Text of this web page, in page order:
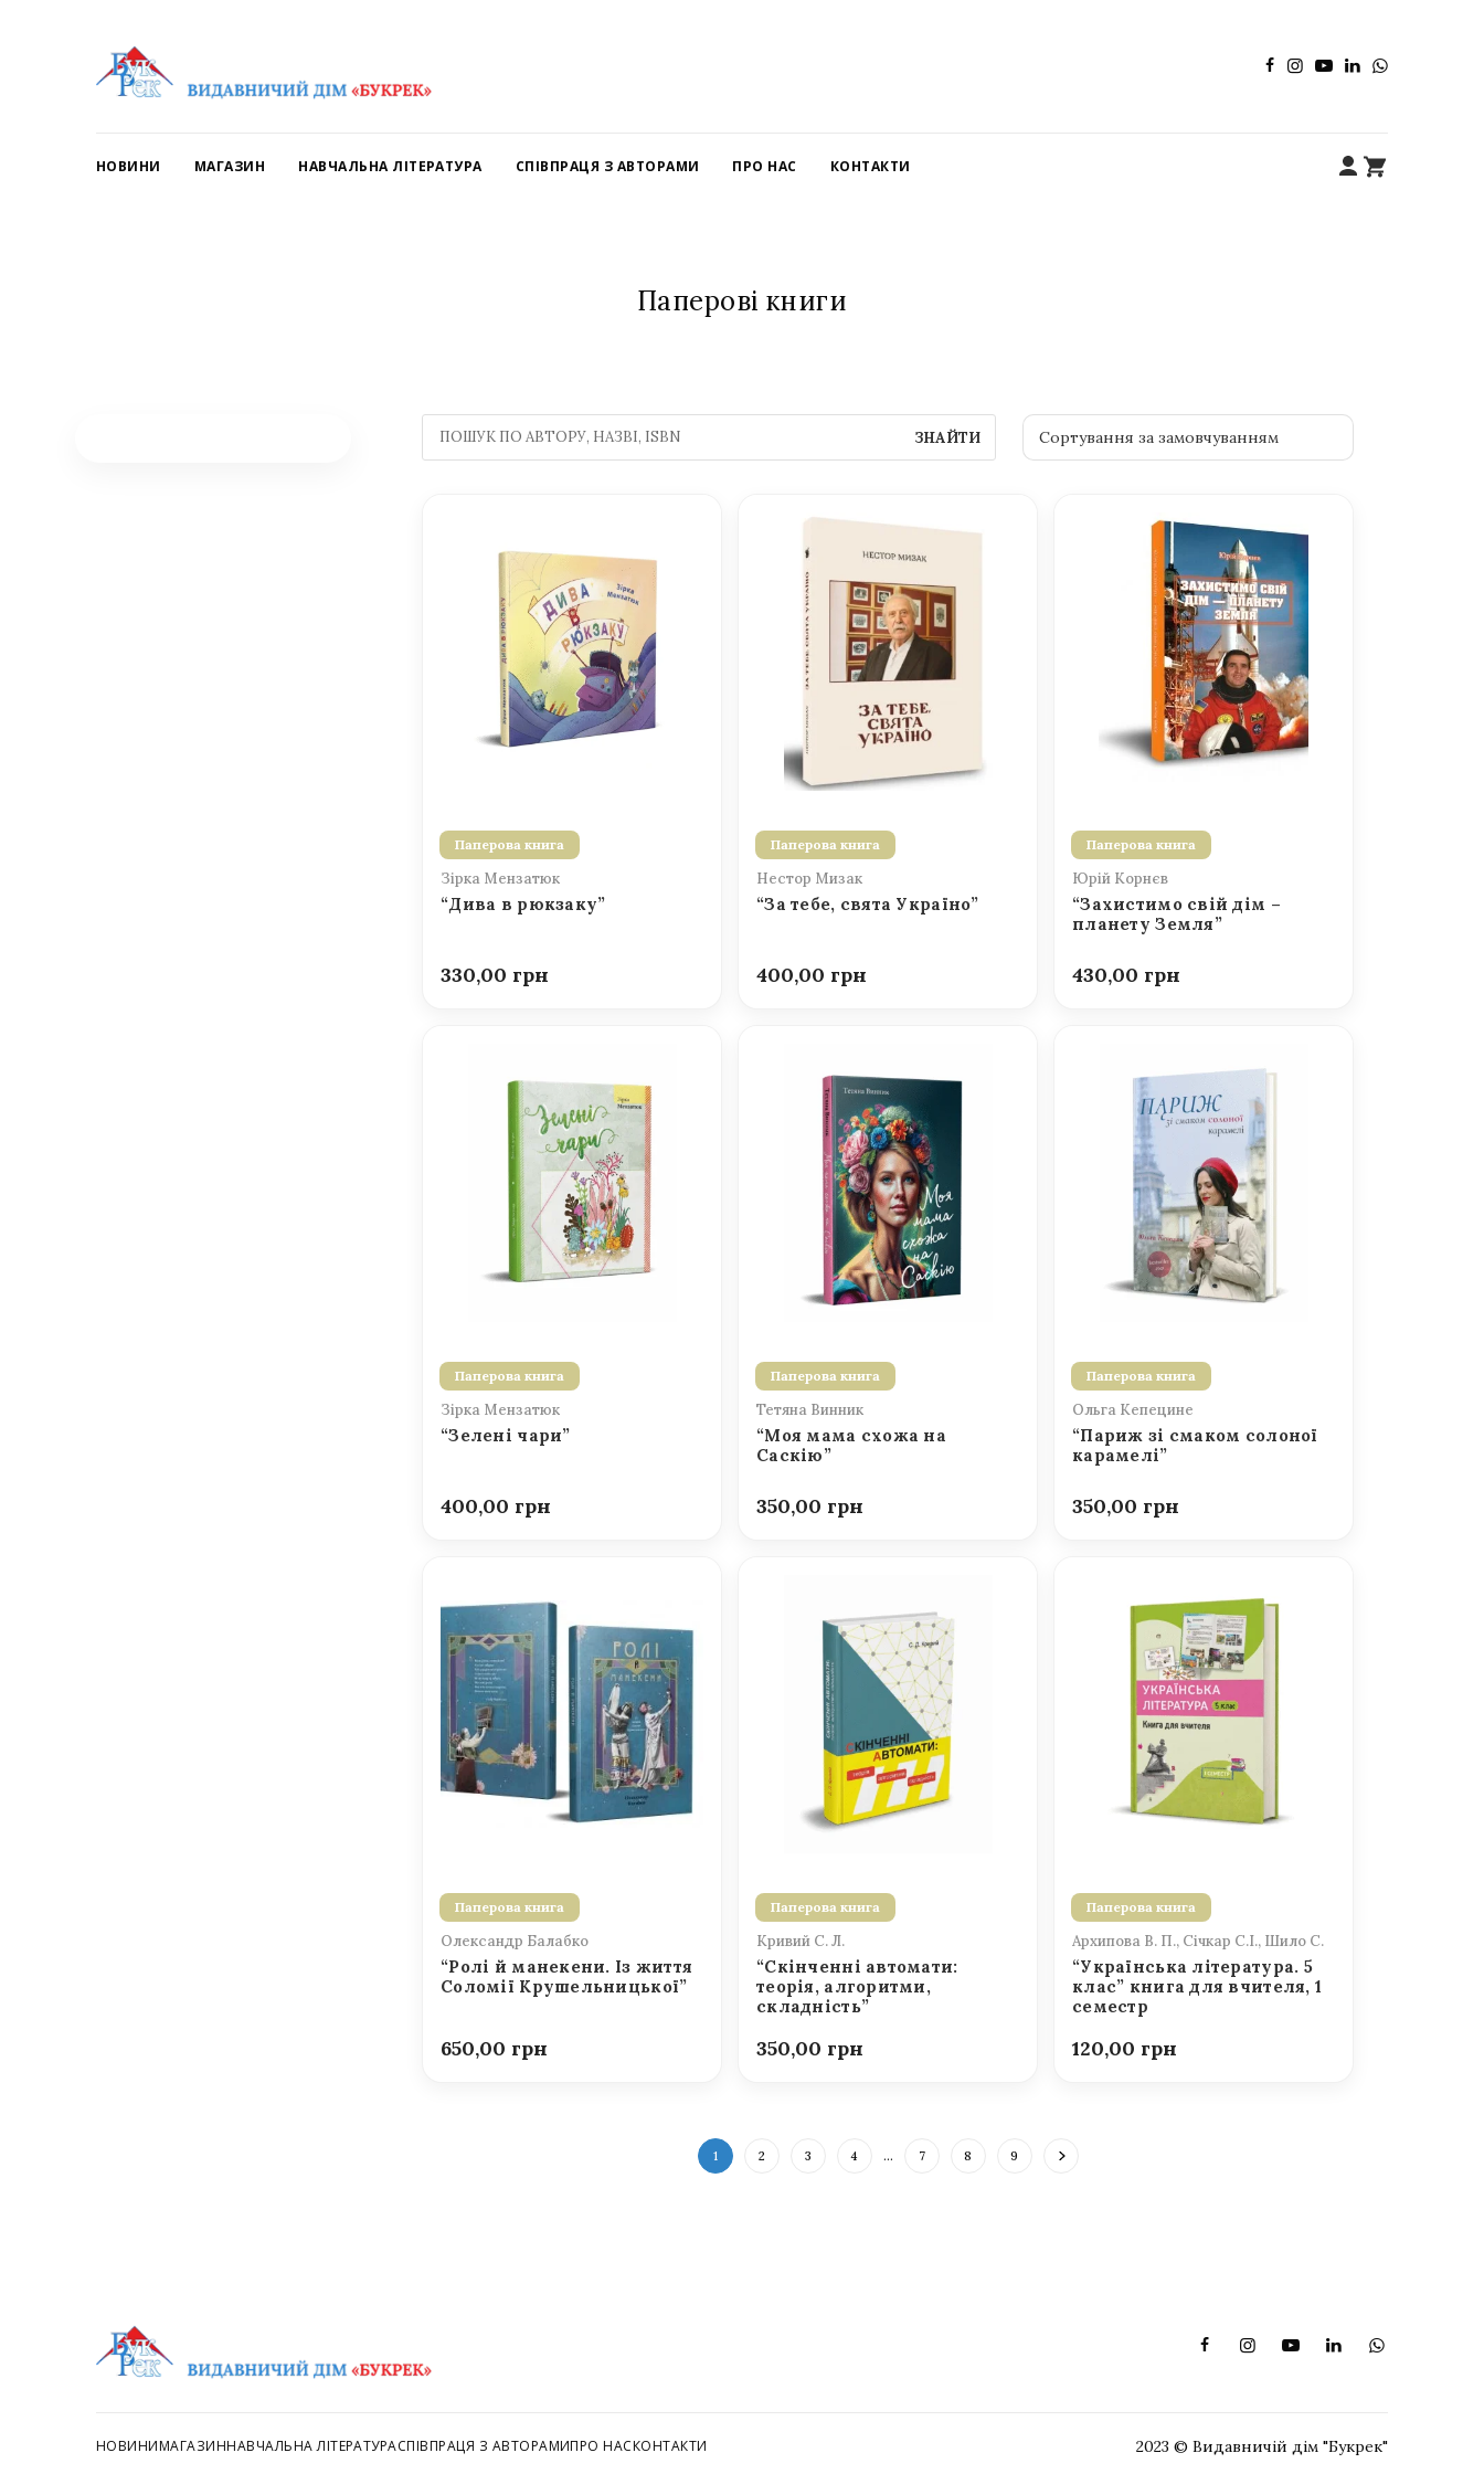
НОВИНИ МАГАЗИН НАВЧАЛЬНА ЛІТЕРАТУРА СПІВПРАЦЯ З АВТОРАМИ ПРО НАС КОНТАКТИ
Паперові книги
ЗНАЙТИ
Паперова книга
Зірка Мензатюк
“Дива в рюкзаку”
330,00
Паперова книга
Нестор Мизак
“За тебе, свята Україно”
400,00
Паперова книга
Юрій Корнєв
“Захистимо свій дім –
планету Земля”
430,00
Паперова книга
Зірка Мензатюк
“Зелені чари”
400,00
Паперова книга
Тетяна Винник
“Моя мама схожа на
Саскію”
350,00
Паперова книга
Ольга Кепецине
“Париж зі смаком солоної
карамелі”
350,00
Паперова книга
Олександр Балабко
“Ролі й манекени. Із життя
Соломії Крушельницької”
650,00
Паперова книга
Кривий С. Л.
“Скінченні автомати:
теорія, алгоритми,
складність”
350,00
Паперова книга
Архипова В. П., Січкар С.І., Шило С.
“Українська література. 5
клас” книга для вчителя, 1
семестр
120,00
1 2 3 4 … 7 8 9
НОВИНИМАГАЗИННАВЧАЛЬНА ЛІТЕРАТУРАСПІВПРАЦЯ З АВТОРАМИПРО НАСКОНТАКТИ 2023 © Видавничій дім "Букрек"